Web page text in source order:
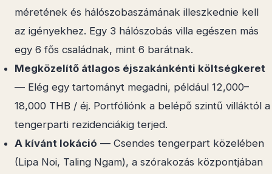
méretének és hálószobaszámának illeszkednie kell
az igényekhez. Egy 3 hálószobás villa egészen más
egy 6 fős családnak, mint 6 barátnak.
Megközelítő átlagos éjszakánkénti költségkeret
— Elég egy tartományt megadni, például 12,000–
18,000 THB / éj. Portfóliónk a belépő szintű villáktól a
tengerparti rezidenciákig terjed.
A kívánt lokáció — Csendes tengerpart közelében
(Lipa Noi, Taling Ngam), a szórakozás központjában